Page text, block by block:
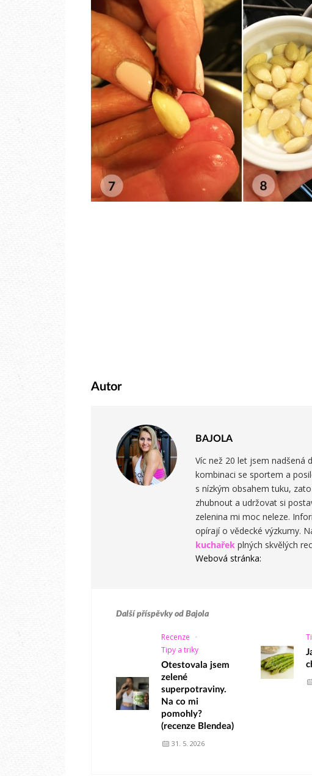
Autor
BAJOLA
Víc než 20 let jsem nadšená
kombinaci se sportem a
s nízkým obsahem tuku,
zhubnout a udržovat si
zelenina mi moc neleze.
opírají o vědecké výzkumy.
kuchařek plných skvělých
Webová stránka:
Další příspěvky od Bajola
Recenze
Tipy a triky
Otestovala jsem
zelené
superpotraviny.
Na co mi
pomohly?
(recenze Blendea)
31. 5. 2026